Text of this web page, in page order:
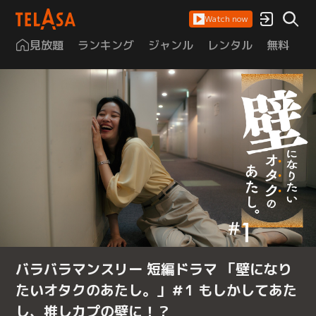
Watch now
見放題 ランキング ジャンル レンタル 無料
バラバラマンスリー 短編ドラマ 「壁になり
たいオタクのあたし。」＃1 もしかしてあた
し、推しカプの壁に！？